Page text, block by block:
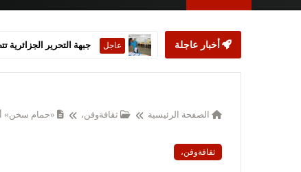
أخبار عاجلة عاجل ستارمر يعلن استقالته من
الصفحة الرئيسية ثقافةوفن، «حمام سخن»
ثقافةوفن،